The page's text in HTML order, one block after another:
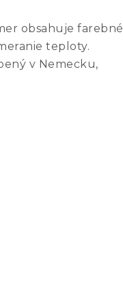
obsahuje farebné
teploty.
v Nemecku,